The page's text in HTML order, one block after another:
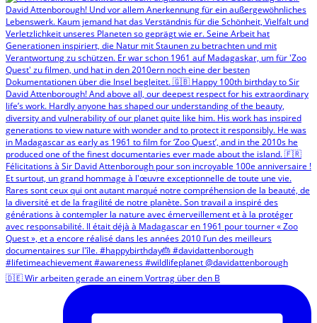
🇩🇪 Wir arbeiten gerade an einem Vortrag über den B